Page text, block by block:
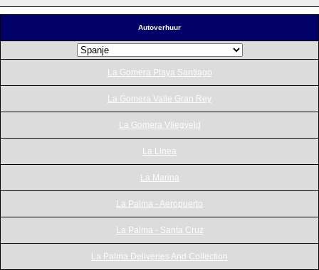
Autoverhuur
La Gomera Playa Santiago
La Gomera Valle Gran Rey
La Gomera Vliegveld
La Linea
La Marina
La Palma - Aeropuerto
La Palma - Santa Cruz
La Palma Deliveries And Collection